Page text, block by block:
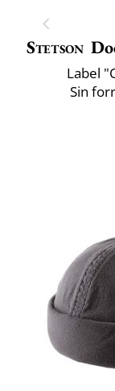
Stetson
Label
Sin